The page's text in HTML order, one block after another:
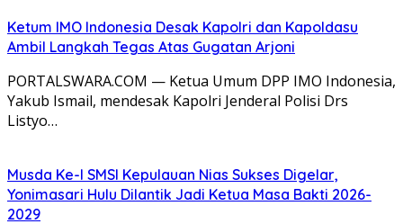
Ketum IMO Indonesia Desak Kapolri dan Kapoldasu
Ambil Langkah Tegas Atas Gugatan Arjoni
PORTALSWARA.COM — Ketua Umum DPP IMO Indonesia,
Yakub Ismail, mendesak Kapolri Jenderal Polisi Drs
Listyo…
Musda Ke-I SMSI Kepulauan Nias Sukses Digelar,
Yonimasari Hulu Dilantik Jadi Ketua Masa Bakti 2026-
2029